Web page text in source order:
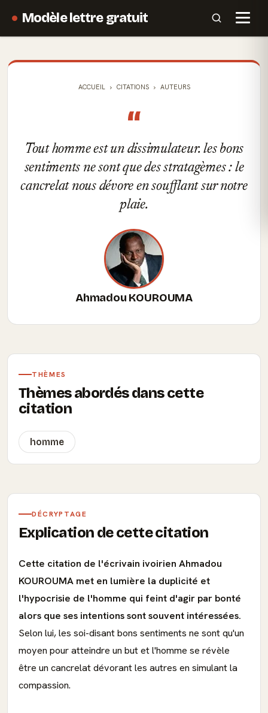
Modèle lettre gratuit
ACCUEIL CITATIONS AUTEURS
“
Tout homme est un dissimulateur. les bons
sentiments ne sont que des stratagèmes : le
cancrelat nous dévore en soufflant sur notre
plaie.
Ahmadou KOUROUMA
THÈMES
Thèmes abordés dans cette
citation
homme
DÉCRYPTAGE
Explication de cette citation
Cette citation de l'écrivain ivoirien Ahmadou
KOUROUMA met en lumière la duplicité et
l'hypocrisie de l'homme qui feint d'agir par bonté
alors que ses intentions sont souvent intéressées.
Selon lui, les soi-disant bons sentiments ne sont qu'un
moyen pour atteindre un but et l'homme se révèle
être un cancrelat dévorant les autres en simulant la
compassion.